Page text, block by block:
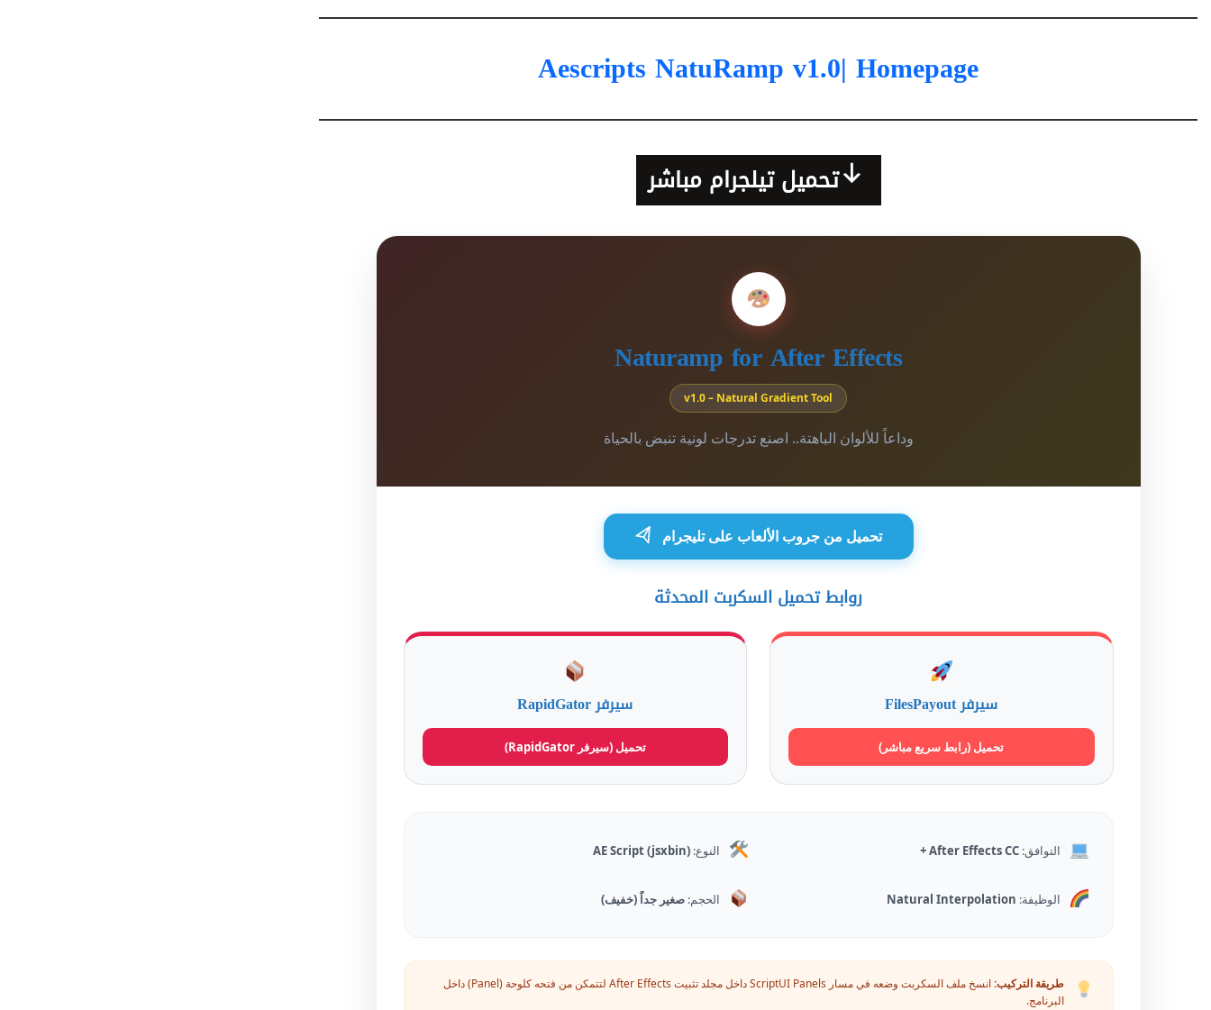
Aescripts NatuRamp v1.0| Homepage
تحميل تيلجرام مباشر
Naturamp for After Effects
v1.0 – Natural Gradient Tool
وداعاً للألوان الباهتة.. اصنع تدرجات لونية تنبض بالحياة
تحميل من جروب الألعاب على تليجرام
روابط تحميل السكربت المحدثة
سيرفر FilesPayout
تحميل (رابط سريع مباشر)
سيرفر RapidGator
تحميل (سيرفر RapidGator)
التوافق:After Effects CC + النوع:AE Script (jsxbin)
الوظيفة: Natural Interpolation الحجم:صغير جداً (خفيف)
طريقة التركيب:
انسخ ملف السكربت وضعه في مسار ScriptUI Panels داخل مجلد تثبيت After Effects لتتمكن من فتحه كلوحة (Panel) داخل
البرنامج.